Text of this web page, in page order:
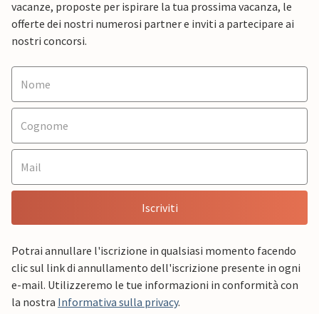
vacanze, proposte per ispirare la tua prossima vacanza, le
offerte dei nostri numerosi partner e inviti a partecipare ai
nostri concorsi.
Iscriviti
Potrai annullare l'iscrizione in qualsiasi momento facendo
clic sul link di annullamento dell'iscrizione presente in ogni
e-mail. Utilizzeremo le tue informazioni in conformità con
la nostra Informativa sulla privacy.